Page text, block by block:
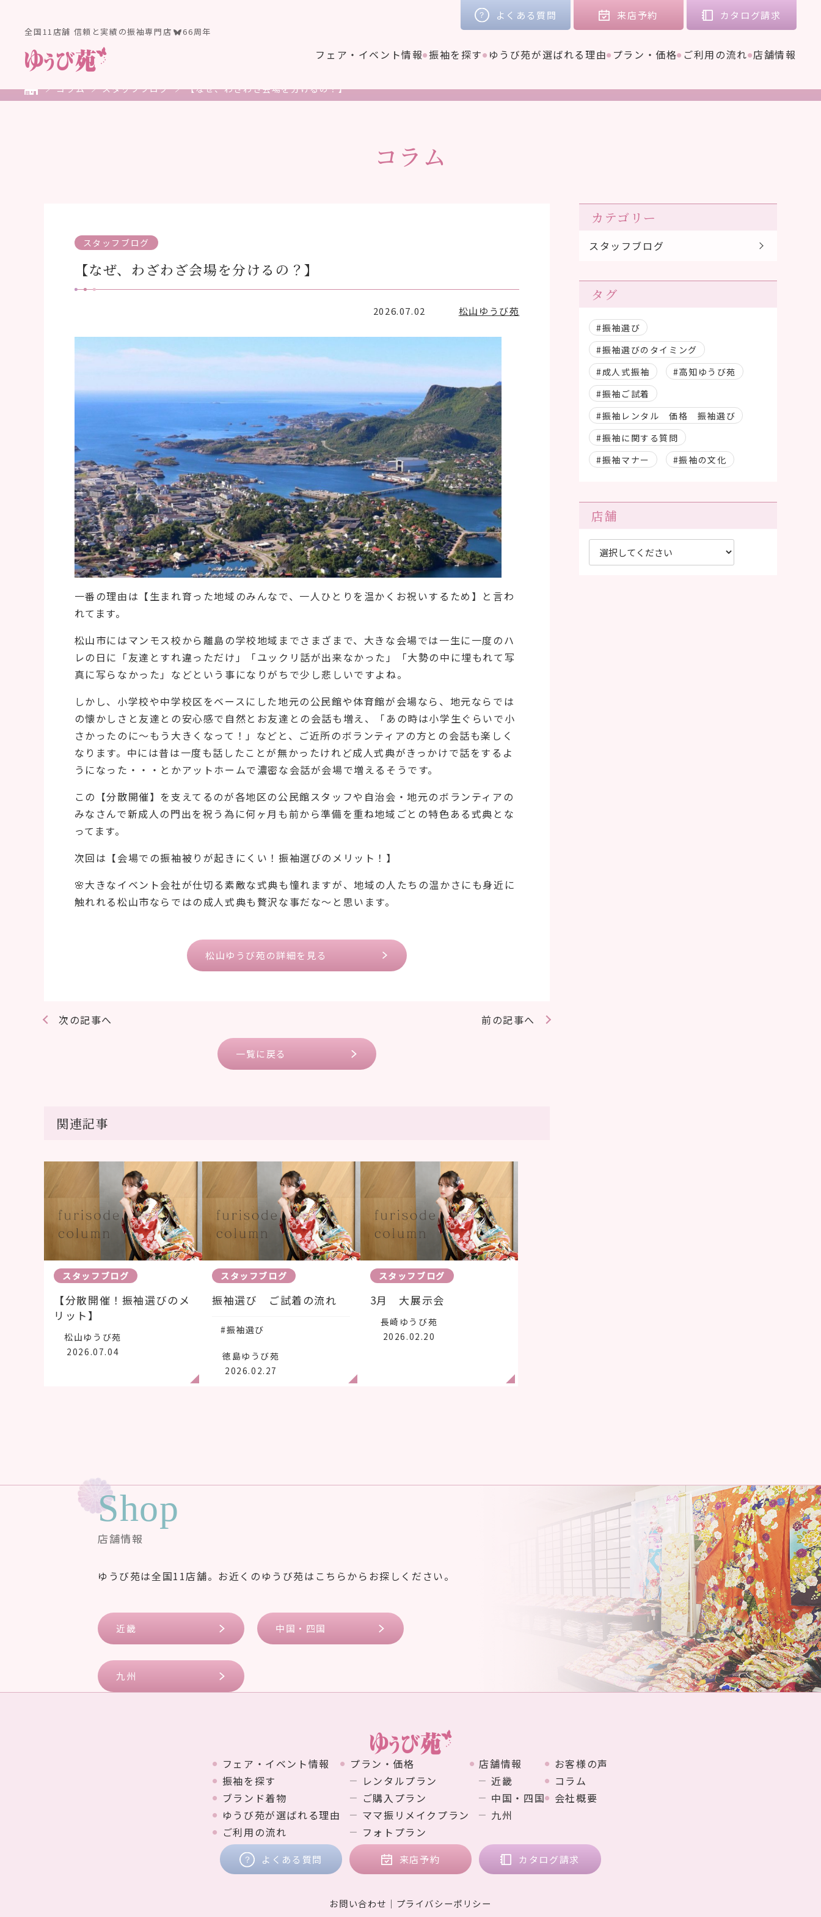
全国11店舗 信頼と実績の振袖専門店 66周年
フェア・イベント情報 振袖を探す ゆうび苑が選ばれる理由 プラン・価格 ご利用の流れ 店舗情報
よくある質問 来店予約 カタログ請求
コラム スタッフブログ 【なぜ、わざわざ会場を分けるの？】
コラム
スタッフブログ
【なぜ、わざわざ会場を分けるの？】
2026.07.02 松山ゆうび苑
一番の理由は【生まれ育った地域のみんなで、一人ひとりを温かくお祝いするため】と言わ
れてます。
松山市にはマンモス校から離島の学校地域までさまざまで、大きな会場では一生に一度のハ
レの日に「友達とすれ違っただけ」「ユックリ話が出来なかった」「大勢の中に埋もれて写
真に写らなかった」などという事になりがちで少し悲しいですよね。
しかし、小学校や中学校区をベースにした地元の公民館や体育館が会場なら、地元ならでは
の懐かしさと友達との安心感で自然とお友達との会話も増え、「あの時は小学生ぐらいで小
さかったのに～もう大きくなって！」などと、ご近所のボランティアの方との会話も楽しく
なります。中には昔は一度も話したことが無かったけれど成人式典がきっかけで話をするよ
うになった・・・とかアットホームで濃密な会話が会場で増えるそうです。
この【分散開催】を支えてるのが各地区の公民館スタッフや自治会・地元のボランティアの
みなさんで新成人の門出を祝う為に何ヶ月も前から準備を重ね地域ごとの特色ある式典とな
ってます。
次回は【会場での振袖被りが起きにくい！振袖選びのメリット！】
🌸大きなイベント会社が仕切る素敵な式典も憧れますが、地域の人たちの温かさにも身近に
触れれる松山市ならではの成人式典も贅沢な事だな～と思います。
松山ゆうび苑の詳細を見る
前の記事へ
次の記事へ
一覧に戻る
関連記事
スタッフブログ
【分散開催！振袖選びのメ
リット】
松山ゆうび苑
2026.07.04
スタッフブログ
振袖選び ご試着の流れ
#振袖選び
徳島ゆうび苑
2026.02.27
スタッフブログ
3月 大展示会
長崎ゆうび苑
2026.02.20
カテゴリー
スタッフブログ
タグ
#振袖選び
#振袖選びのタイミング
#成人式振袖
#高知ゆうび苑
#振袖ご試着
#振袖レンタル 価格 振袖選び
#振袖に関する質問
#振袖マナー
#振袖の文化
店舗
Shop
店舗情報
ゆうび苑は全国11店舗。お近くのゆうび苑はこちらからお探しください。
近畿 中国・四国
九州
フェア・イベント情報
振袖を探す
ブランド着物
ゆうび苑が選ばれる理由
ご利用の流れ
プラン・価格
レンタルプラン
ご購入プラン
ママ振リメイクプラン
フォトプラン
店舗情報
近畿
中国・四国
九州
お客様の声
コラム
会社概要
よくある質問 来店予約 カタログ請求
お問い合わせ プライバシーポリシー